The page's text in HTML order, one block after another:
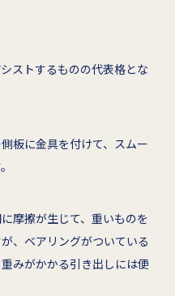
ストするものの代表格とな
板に金具を付けて、スムー
摩擦が生じて、重いものを
、ベアリングがついている
みがかかる引き出しには便